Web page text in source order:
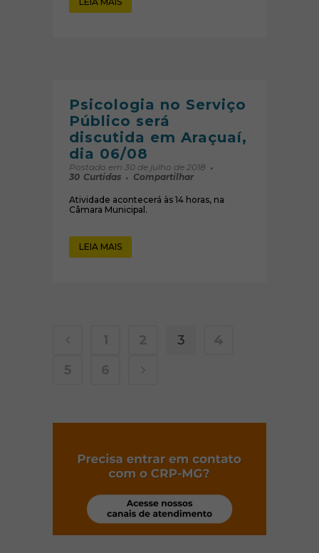
Psicologia no Serviço
Público será
discutida em Araçuaí,
dia 06/08
Postado em 30 de julho de 2018
30 Curtidas Compartilhar
Atividade acontecerá às 14 horas, na
Câmara Municipal.
LEIA MAIS
1 2 3
4
5
6